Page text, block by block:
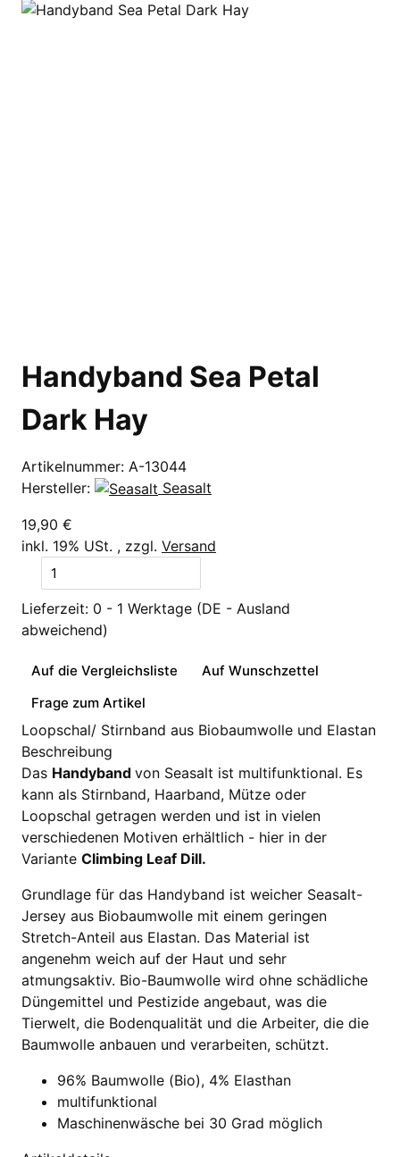
Handyband Sea Petal
Dark Hay
Artikelnummer: A-13044
Hersteller:
Seasalt
19,90 €
inkl. 19% USt. , zzgl. Versand
Lieferzeit: 0 - 1 Werktage (DE - Ausland
abweichend)
Auf die Vergleichsliste
Auf Wunschzettel
Frage zum Artikel
Loopschal/ Stirnband aus Biobaumwolle und Elastan
Beschreibung
Das Handyband von Seasalt ist multifunktional. Es
kann als Stirnband, Haarband, Mütze oder
Loopschal getragen werden und ist in vielen
verschiedenen Motiven erhältlich - hier in der
Variante Climbing Leaf Dill.
Grundlage für das Handyband ist weicher Seasalt-
Jersey aus Biobaumwolle mit einem geringen
Stretch-Anteil aus Elastan. Das Material ist
angenehm weich auf der Haut und sehr
atmungsaktiv. Bio-Baumwolle wird ohne schädliche
Düngemittel und Pestizide angebaut, was die
Tierwelt, die Bodenqualität und die Arbeiter, die die
Baumwolle anbauen und verarbeiten, schützt.
96% Baumwolle (Bio), 4% Elasthan
multifunktional
Maschinenwäsche bei 30 Grad möglich